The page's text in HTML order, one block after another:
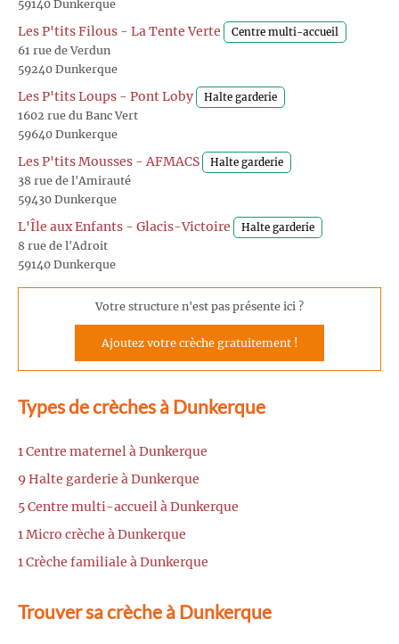
59140 Dunkerque
Les P'tits Filous - La Tente Verte Centre multi-accueil
61 rue de Verdun
59240 Dunkerque
Les P'tits Loups - Pont Loby Halte garderie
1602 rue du Banc Vert
59640 Dunkerque
Les P'tits Mousses - AFMACS Halte garderie
38 rue de l'Amirauté
59430 Dunkerque
L'Île aux Enfants - Glacis-Victoire Halte garderie
8 rue de l'Adroit
59140 Dunkerque
Votre structure n'est pas présente ici ?
Ajoutez votre crèche gratuitement !
Types de crèches à Dunkerque
1 Centre maternel à Dunkerque
9 Halte garderie à Dunkerque
5 Centre multi-accueil à Dunkerque
1 Micro crèche à Dunkerque
1 Crèche familiale à Dunkerque
Trouver sa crèche à Dunkerque